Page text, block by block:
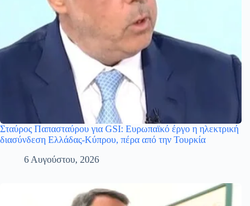
Σταύρος Παπασταύρου για GSI: Ευρωπαϊκό έργο η ηλεκτρική
διασύνδεση Ελλάδας-Κύπρου, πέρα από την Τουρκία
6 Αυγούστου, 2026